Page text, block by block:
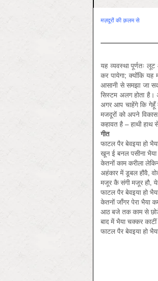
मज़दूरों की क़लम से
यह व्यवस्था पूर्णतः
कर पायेगा; क्योंकि
आसानी से समझा जा
सिस्टम अलग होता है।
अगर आप चाहेंगे कि गेहूँ
मजदूरों को अपने
कहावत है – हाथी हाथ
गीत
फाटल पैर बेवइया हो
खून ई बनल पसीना भैया
केतनों काम करीला
अहंकार में डूबल हौवै,
मजूर कै संगी मजूर हौ,
फाटल पैर बेवइया हो
केतनों जाँगर पेरा भैया
आठ बजे तक काम से छोड़े
बाद में भैया चक्कर
फाटल पैर बेवइया हो